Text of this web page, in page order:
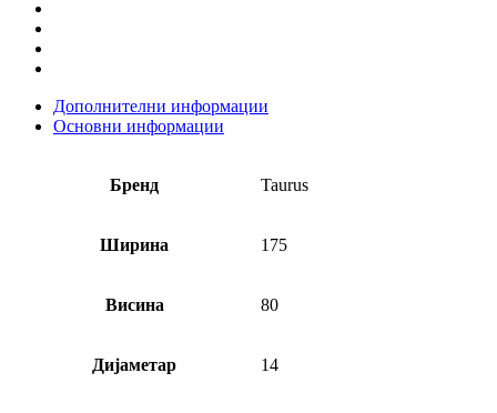
Дополнителни информации
Основни информации
Бренд Taurus
Ширина 175
Висина 80
Дијаметар 14